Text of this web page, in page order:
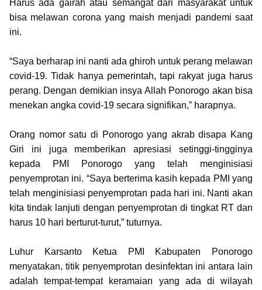
Harus ada gairah atau semangat dari masyarakat untuk
bisa melawan corona yang maish menjadi pandemi saat
ini.
“Saya berharap ini nanti ada ghiroh untuk perang melawan
covid-19. Tidak hanya pemerintah, tapi rakyat juga harus
perang. Dengan demikian insya Allah Ponorogo akan bisa
menekan angka covid-19 secara signifikan,” harapnya.
Orang nomor satu di Ponorogo yang akrab disapa Kang
Giri ini juga memberikan apresiasi setinggi-tingginya
kepada PMI Ponorogo yang telah menginisiasi
penyemprotan ini. “Saya berterima kasih kepada PMI yang
telah menginisiasi penyemprotan pada hari ini. Nanti akan
kita tindak lanjuti dengan penyemprotan di tingkat RT dan
harus 10 hari berturut-turut,” tuturnya.
Luhur Karsanto Ketua PMI Kabupaten Ponorogo
menyatakan, titik penyemprotan desinfektan ini antara lain
adalah tempat-tempat keramaian yang ada di wilayah